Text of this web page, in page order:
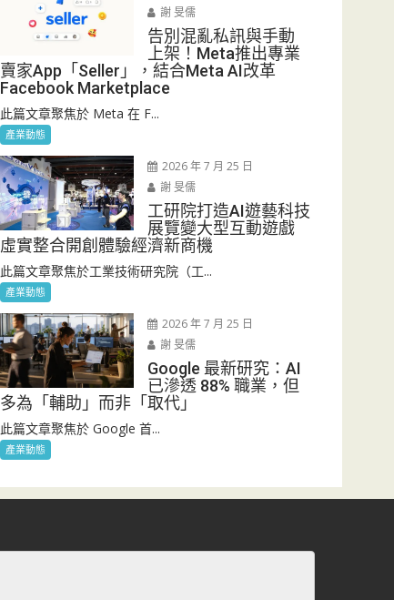
謝 旻儒
告別混亂私訊與手動
上架！Meta推出專業
賣家App「Seller」，結合Meta AI改革
Facebook Marketplace
此篇文章聚焦於 Meta 在 F...
產業動態
2026 年 7 月 25 日
謝 旻儒
工研院打造AI遊藝科技
展覽變大型互動遊戲
虛實整合開創體驗經濟新商機
此篇文章聚焦於工業技術研究院（工...
產業動態
2026 年 7 月 25 日
謝 旻儒
Google 最新研究：AI
已滲透 88% 職業，但
多為「輔助」而非「取代」
此篇文章聚焦於 Google 首...
產業動態